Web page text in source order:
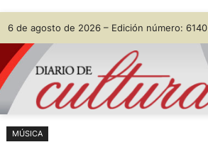
Saltar
al
contenido
Skip
to
content
6 de agosto de 2026 – Edición número: 6140
MÚSICA